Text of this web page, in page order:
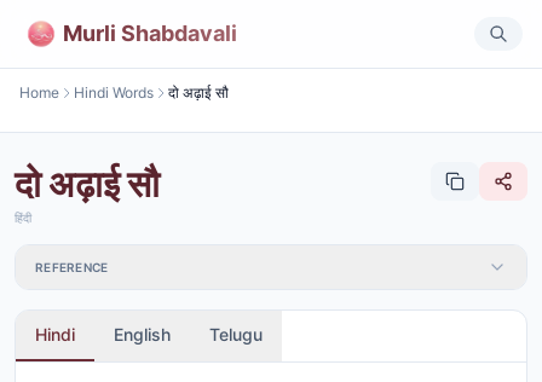
Murli Shabdavali
Home Hindi Words दो अढ़ाई सौ
दो अढ़ाई सौ
हिंदी
REFERENCE
Hindi English Telugu